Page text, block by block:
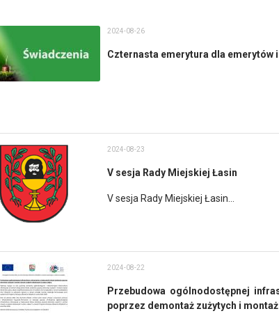
2024-08-26
Czternasta emerytura dla emerytów
2024-08-23
V sesja Rady Miejskiej Łasin
V sesja Rady Miejskiej Łasin...
2024-08-22
Przebudowa ogólnodostępnej
poprzez demontaż zużytych i